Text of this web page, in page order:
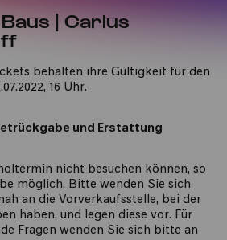
| Carlus
behalten ihre Gültigkeit für den
16 Uhr.
und Erstattung
nicht besuchen können, so
möglich. Bitte wenden Sie sich
an die Vorverkaufsstelle, bei der
haben, und legen diese vor. Für
Fragen wenden Sie sich bitte an